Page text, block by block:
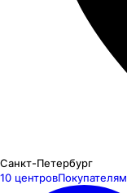
Санкт-Петербург
10 центровПокупателям